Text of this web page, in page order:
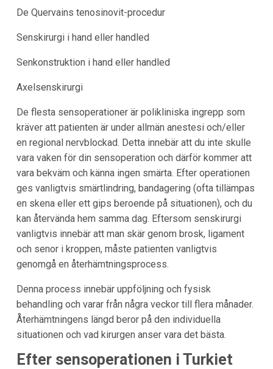
De Quervains tenosinovit-procedur
Senskirurgi i hand eller handled
Senkonstruktion i hand eller handled
Axelsenskirurgi
De flesta sensoperationer är polikliniska ingrepp som
kräver att patienten är under allmän anestesi och/eller
en regional nervblockad. Detta innebär att du inte skulle
vara vaken för din sensoperation och därför kommer att
vara bekväm och känna ingen smärta. Efter operationen
ges vanligtvis smärtlindring, bandagering (ofta tillämpas
en skena eller ett gips beroende på situationen), och du
kan återvända hem samma dag. Eftersom senskirurgi
vanligtvis innebär att man skär genom brosk, ligament
och senor i kroppen, måste patienten vanligtvis
genomgå en återhämtningsprocess.
Denna process innebär uppföljning och fysisk
behandling och varar från några veckor till flera månader.
Återhämtningens längd beror på den individuella
situationen och vad kirurgen anser vara det bästa.
Efter sensoperationen i Turkiet